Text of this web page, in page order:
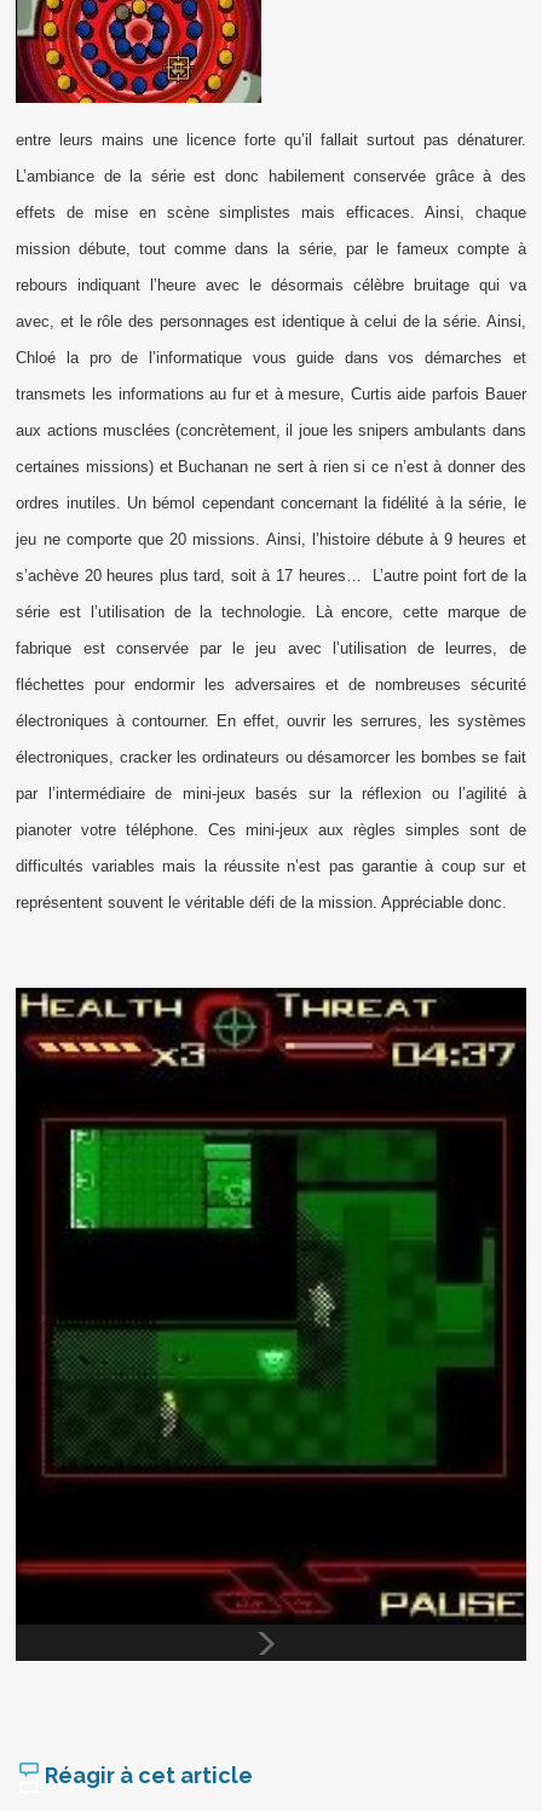
entre leurs mains une licence forte qu’il fallait surtout pas dénaturer.
L’ambiance de la série est donc habilement conservée grâce à des
effets de mise en scène simplistes mais efficaces. Ainsi, chaque
mission débute, tout comme dans la série, par le fameux compte à
rebours indiquant l’heure avec le désormais célèbre bruitage qui va
avec, et le rôle des personnages est identique à celui de la série. Ainsi,
Chloé la pro de l’informatique vous guide dans vos démarches et
transmets les informations au fur et à mesure, Curtis aide parfois Bauer
aux actions musclées (concrètement, il joue les snipers ambulants dans
certaines missions) et Buchanan ne sert à rien si ce n’est à donner des
ordres inutiles. Un bémol cependant concernant la fidélité à la série, le
jeu ne comporte que 20 missions. Ainsi, l’histoire débute à 9 heures et
s’achève 20 heures plus tard, soit à 17 heures…
L’autre point fort de la
série est l’utilisation de la technologie. Là encore, cette marque de
fabrique est conservée par le jeu avec l’utilisation de leurres, de
fléchettes pour endormir les adversaires et de nombreuses sécurité
électroniques à contourner. En effet, ouvrir les serrures, les systèmes
électroniques, cracker les ordinateurs ou désamorcer les bombes se fait
par l’intermédiaire de mini-jeux basés sur la réflexion ou l’agilité à
pianoter votre téléphone. Ces mini-jeux aux règles simples sont de
difficultés variables mais la réussite n’est pas garantie à coup sur et
représentent souvent le véritable défi de la mission. Appréciable donc.
Réagir à cet article